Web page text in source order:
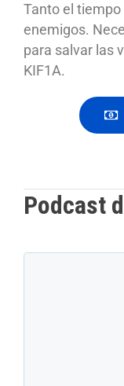
Tanto el
enemigos.
para salvar las
KIF1A.
Podcast